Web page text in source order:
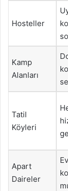
Hosteller
Kamp
Alanları
Tatil
Köyleri
Apart
Daireler